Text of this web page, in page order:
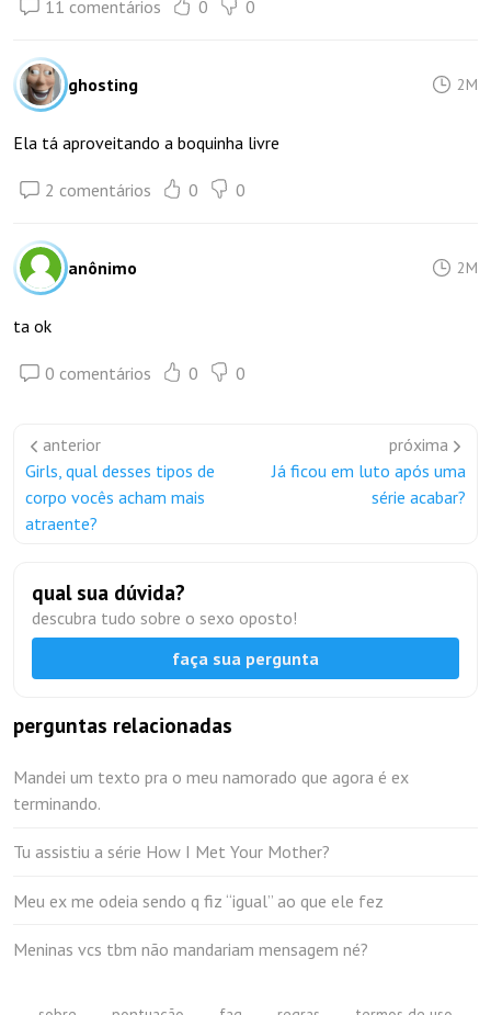
11 comentários 0 0
ghosting 2M
Ela tá aproveitando a boquinha livre
2 comentários 0 0
anônimo 2M
ta ok
0 comentários 0 0
anterior
Girls, qual desses tipos de
corpo vocês acham mais
atraente?
próxima
Já ficou em luto após uma
série acabar?
qual sua dúvida?
descubra tudo sobre o sexo oposto!
faça sua pergunta
perguntas relacionadas
Mandei um texto pra o meu namorado que agora é ex
terminando.
Tu assistiu a série How I Met Your Mother?
Meu ex me odeia sendo q fiz “igual” ao que ele fez
Meninas vcs tbm não mandariam mensagem né?